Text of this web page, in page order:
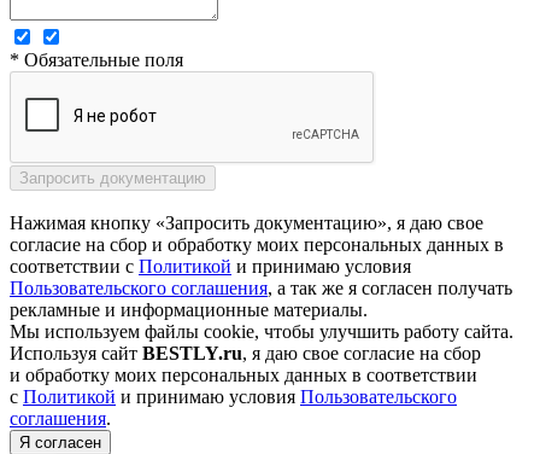
* Обязательные поля
Нажимая кнопку «Запросить документацию», я даю свое
согласие на сбор и обработку моих персональных данных в
соответствии с Политикой и принимаю условия
Пользовательского соглашения, а так же я согласен получать
рекламные и информационные материалы.
Мы используем файлы cookie, чтобы улучшить работу сайта.
Используя сайт BESTLY.ru, я даю свое согласие на сбор
и обработку моих персональных данных в соответствии
с Политикой и принимаю условия Пользовательского
соглашения.
Я согласен